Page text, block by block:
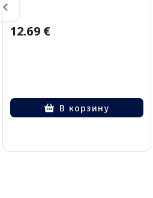
12.69 €
В корзину